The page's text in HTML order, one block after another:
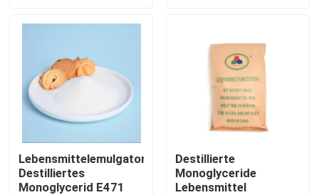
Über uns
Fabrik-Ausflug
Qualitätskontrolle
Lebensmittelemulgator
Destilliertes
Monoglycerid E471
Destillierte
Monoglyceride
Lebensmittel